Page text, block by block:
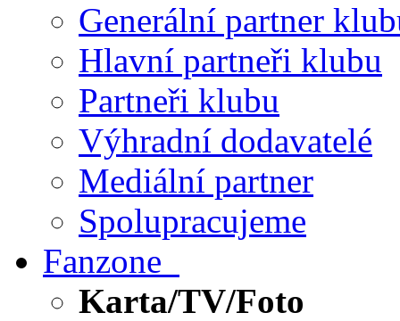
Generální partner
Hlavní partneři klubu
Partneři klubu
Výhradní dodavatelé
Mediální partner
Spolupracujeme
Fanzone
Karta/TV/Foto